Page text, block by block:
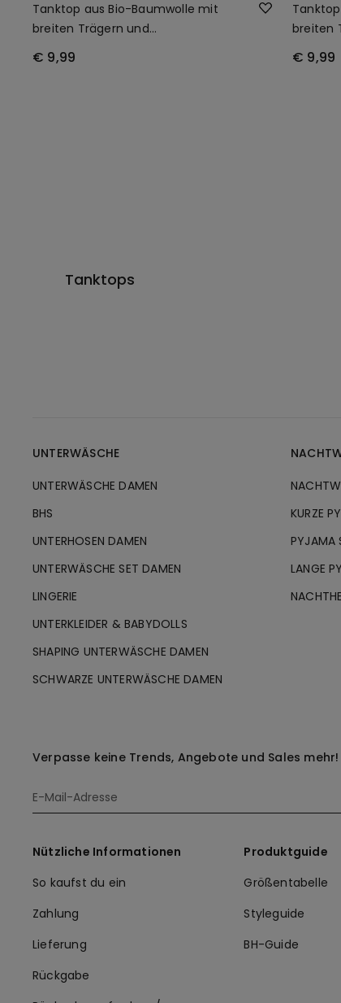
Tanktop aus Bio-Baumwolle mit
breiten Trägern und
€ 9,99
breiten
€ 9,99
Tanktops
UNTERWÄSCHE
UNTERWÄSCHE DAMEN
BHS
UNTERHOSEN DAMEN
UNTERWÄSCHE SET DAMEN
LINGERIE
UNTERKLEIDER & BABYDOLLS
SHAPING UNTERWÄSCHE DAMEN
SCHWARZE UNTERWÄSCHE DAMEN
KURZE
PYJAMA
LANGE
Verpasse keine Trends, Angebote und Sales mehr!
Nützliche Informationen
So kaufst du ein
Zahlung
Lieferung
Rückgabe
Produktguide
Größentabelle
Styleguide
BH-Guide